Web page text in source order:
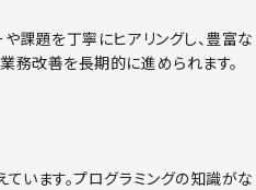
課題を丁寧にヒアリングし、豊富な
改善を長期的に進められます。
います。プログラミングの知識がな